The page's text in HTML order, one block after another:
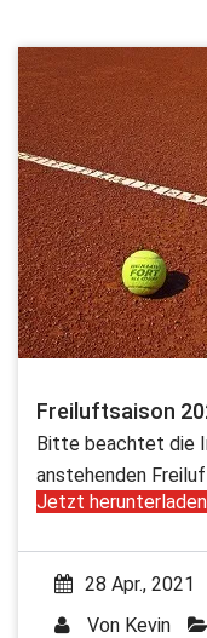
Freiluftsaison
Bitte beachtet die
anstehenden
Jetzt herunterladen
28 Apr., 2021
Von Kevin